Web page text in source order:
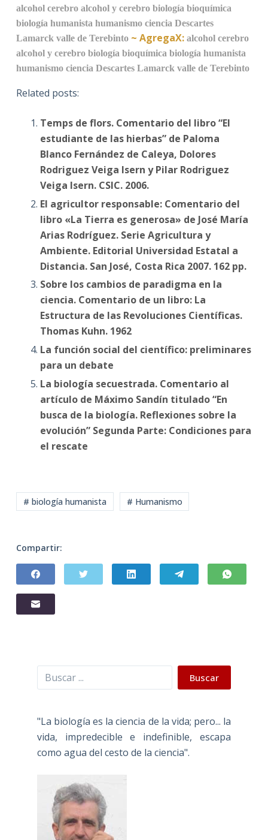
alcohol cerebro alcohol y cerebro biología bioquímica
biología humanista humanismo ciencia Descartes
Lamarck valle de Terebinto~ AgregaX: alcohol cerebro
alcohol y cerebro biología bioquímica biología humanista
humanismo ciencia Descartes Lamarck valle de Terebinto
Related posts:
Temps de flors. Comentario del libro “El
estudiante de las hierbas” de Paloma
Blanco Fernández de Caleya, Dolores
Rodriguez Veiga Isern y Pilar Rodriguez
Veiga Isern. CSIC. 2006.
El agricultor responsable: Comentario del
libro «La Tierra es generosa» de José María
Arias Rodríguez. Serie Agricultura y
Ambiente. Editorial Universidad Estatal a
Distancia. San José, Costa Rica 2007. 162 pp.
Sobre los cambios de paradigma en la
ciencia. Comentario de un libro: La
Estructura de las Revoluciones Científicas.
Thomas Kuhn. 1962
La función social del científico: preliminares
para un debate
La biología secuestrada. Comentario al
artículo de Máximo Sandín titulado “En
busca de la biología. Reflexiones sobre la
evolución” Segunda Parte: Condiciones para
el rescate
# biología humanista # Humanismo
Compartir:
Buscar Buscar
"La biología es la ciencia de la vida; pero... la
vida, impredecible e indefinible, escapa
como agua del cesto de la ciencia".